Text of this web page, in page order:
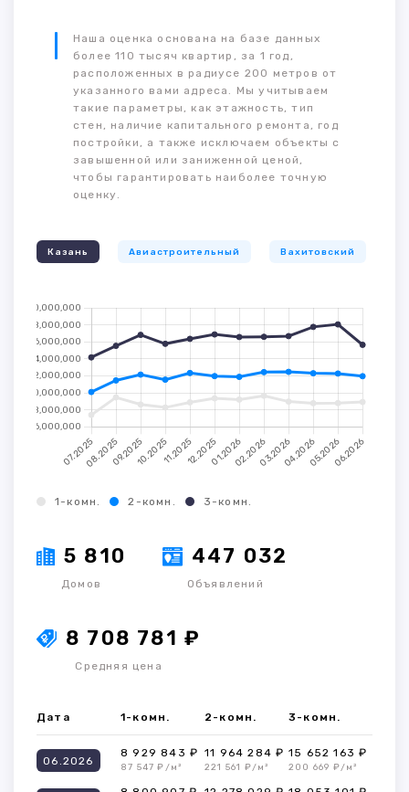
Наша оценка основана на базе данных
более 110 тысяч квартир, за 1 год,
расположенных в радиусе 200 метров от
указанного вами адреса. Мы учитываем
такие параметры, как этажность, тип
стен, наличие капитального ремонта, год
постройки, а также исключаем объекты с
завышенной или заниженной ценой,
чтобы гарантировать наиболее точную
оценку.
Казань Авиастроительный Вахитовский
1-комн. 2-комн. 3-комн.
5 810
Домов
447 032
Объявлений
8 708 781 ₽
Средняя цена
Дата 1-комн. 2-комн. 3-комн.
06.2026
8 929 843 ₽
87 547 ₽/м²
11 964 284 ₽
221 561 ₽/м²
15 652 163 ₽
200 669 ₽/м²